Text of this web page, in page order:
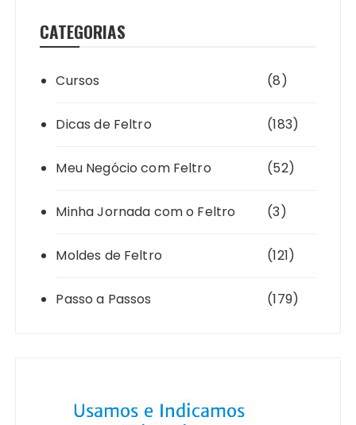
CATEGORIAS
Cursos (8)
Dicas de Feltro (183)
Meu Negócio com Feltro (52)
Minha Jornada com o Feltro (3)
Moldes de Feltro (121)
Passo a Passos (179)